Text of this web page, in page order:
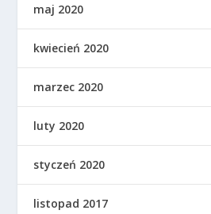
maj 2020
kwiecień 2020
marzec 2020
luty 2020
styczeń 2020
listopad 2017